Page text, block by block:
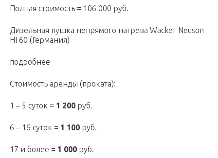
Полная стоимость = 106 000 руб.
Дизельная пушка непрямого нагрева Wacker Neuson
HI 60 (Германия)
подробнее
Стоимость аренды (проката):
1 – 5 суток = 1 200 руб.
6 – 16 суток = 1 100 руб.
17 и более = 1 000 руб.